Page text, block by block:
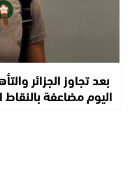
بعد تجاوز الجزائر
اليوم مضاعفة